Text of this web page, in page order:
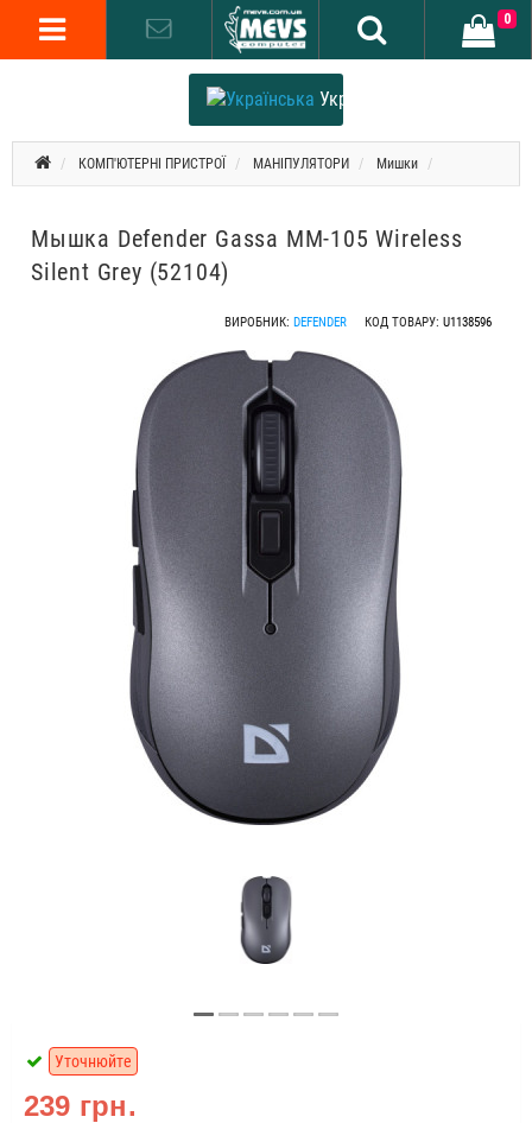
Українська
0
КОМП'ЮТЕРНІ ПРИСТРОЇ МАНІПУЛЯТОРИ Мишки
Мышка Defender Gassa MM-105 Wireless
Silent Grey (52104)
ВИРОБНИК: DEFENDER КОД ТОВАРУ: U1138596
239 грн.
Уточнюйте